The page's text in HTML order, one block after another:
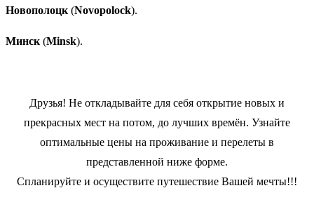
Новополоцк (Novopolock).
Минск (Minsk).
Друзья! Не откладывайте для себя открытие новых и
прекрасных мест на потом, до лучших времён. Узнайте
оптимальные цены на проживание и перелеты в
представленной ниже форме.
Спланируйте и осуществите путешествие Вашей мечты!!!